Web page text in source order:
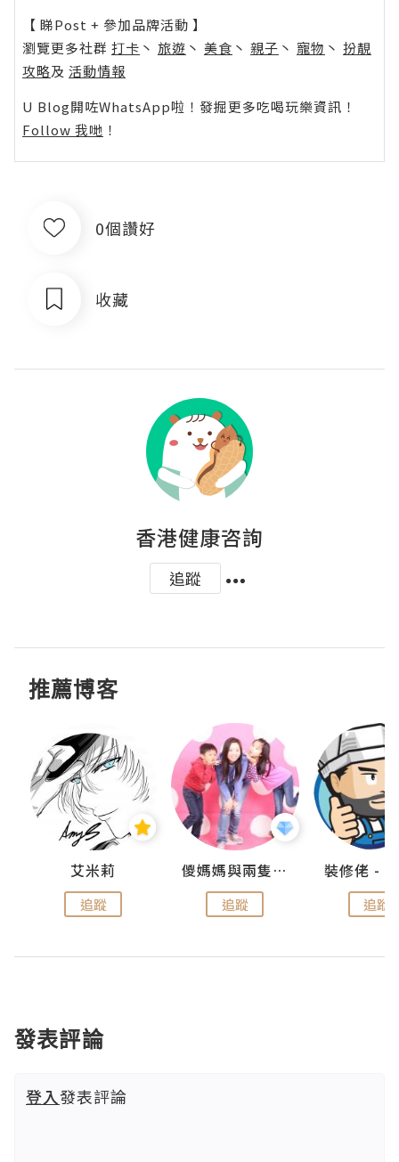
【 睇Post + 參加品牌活動 】
瀏覽更多社群 打卡 丶 旅遊 丶 美食 丶 親子 丶 寵物 丶 扮靚
攻略及 活動情報
U Blog開咗WhatsApp啦！發掘更多吃喝玩樂資訊！
Follow 我哋 ！
0個讚好
收藏
香港健康咨詢
追蹤
推薦博客
艾米莉
追蹤
儍媽媽與兩隻小魔怪之家
追蹤 追蹤
發表評論
登入發表評論